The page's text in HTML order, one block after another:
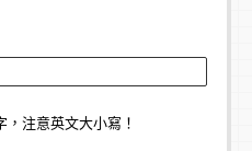
注意英文大小寫！